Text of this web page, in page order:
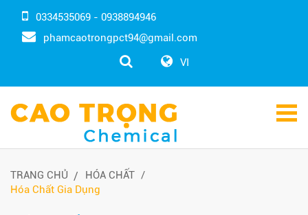
0334535069 - 0938894946
phamcaotrongpct94@gmail.com
VI
TRANG CHỦ
HÓA CHẤT
Hóa Chất Gia Dụng